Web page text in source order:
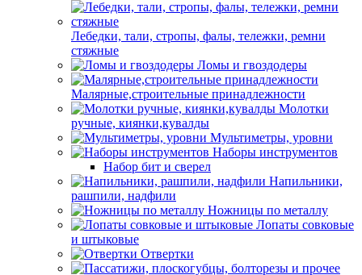
Лебедки, тали, стропы, фалы, тележки, ремни
стяжные
Ломы и гвоздодеры
Малярные,строительные принадлежности
Молотки
ручные, киянки,кувалды
Мультиметры, уровни
Наборы инструментов
Набор бит и сверел
Напильники,
рашпили, надфили
Ножницы по металлу
Лопаты совковые
и штыковые
Отвертки